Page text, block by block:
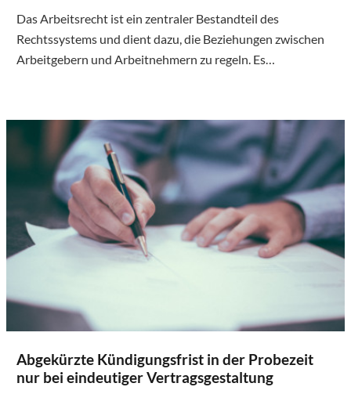
Das Arbeitsrecht ist ein zentraler Bestandteil des
Rechtssystems und dient dazu, die Beziehungen zwischen
Arbeitgebern und Arbeitnehmern zu regeln. Es…
Abgekürzte Kündigungsfrist in der Probezeit
nur bei eindeutiger Vertragsgestaltung